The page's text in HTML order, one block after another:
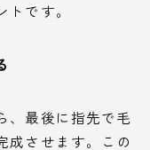
です。
、最後に指先で毛
成させます。この